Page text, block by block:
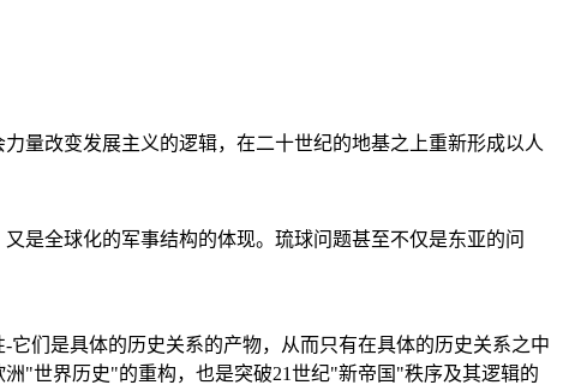
量改变发展主义的逻辑，在二十世纪的地基之上重新形成以人
是全球化的军事结构的体现。琉球问题甚至不仅是东亚的问
们是具体的历史关系的产物，从而只有在具体的历史关系之中
"世界历史"的重构，也是突破21世纪"新帝国"秩序及其逻辑的